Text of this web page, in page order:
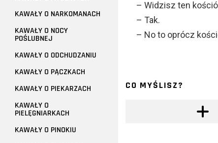
– Widzisz ten
– Tak.
– No to oprócz
CO MYŚLISZ?
KAWAŁY O NARKOMANACH
KAWAŁY O NOCY
POŚLUBNEJ
KAWAŁY O ODCHUDZANIU
KAWAŁY O PĄCZKACH
KAWAŁY O PIEKARZACH
KAWAŁY O
PIELĘGNIARKACH
KAWAŁY O PINOKIU